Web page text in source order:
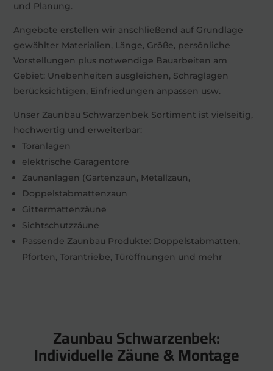
und Planung.
Angebote erstellen wir anschließend auf Grundlage
gewählter Materialien, Länge, Größe, persönliche
Vorstellungen plus notwendige Bauarbeiten am
Gebiet: Unebenheiten ausgleichen, Schräglagen
berücksichtigen, Einfriedungen anpassen usw.
Unser Zaunbau Schwarzenbek Sortiment ist vielseitig,
hochwertig und erweiterbar:
Toranlagen
elektrische Garagentore
Zaunanlagen (Gartenzaun, Metallzaun,
Doppelstabmattenzaun
Gittermattenzäune
Sichtschutzzäune
Passende Zaunbau Produkte: Doppelstabmatten,
Pforten, Torantriebe, Türöffnungen und mehr
Zaunbau Schwarzenbek:
Individuelle Zäune & Montage